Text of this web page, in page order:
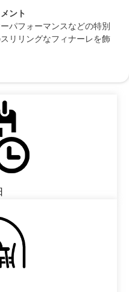
ント
パフォーマンスなどの特別
リリングなフィナーレを飾